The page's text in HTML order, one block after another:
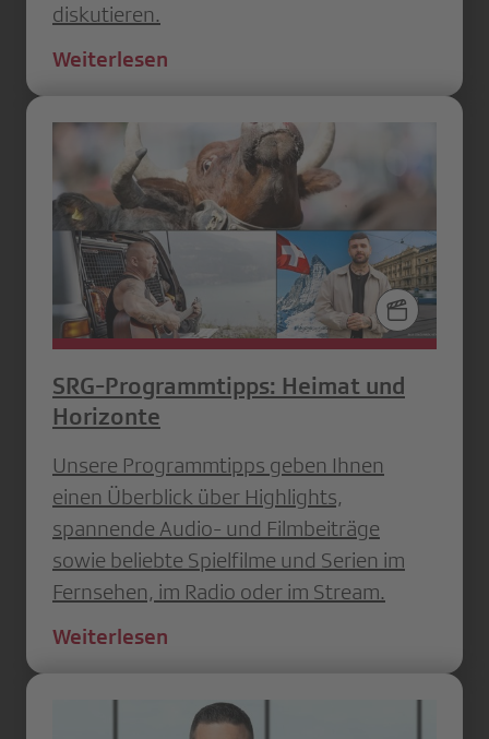
diskutieren.
Weiterlesen
SRG-Programmtipps: Heimat und
Horizonte
Unsere Programmtipps geben Ihnen
einen Überblick über Highlights,
spannende Audio- und Filmbeiträge
sowie beliebte Spielfilme und Serien im
Fernsehen, im Radio oder im Stream.
Weiterlesen